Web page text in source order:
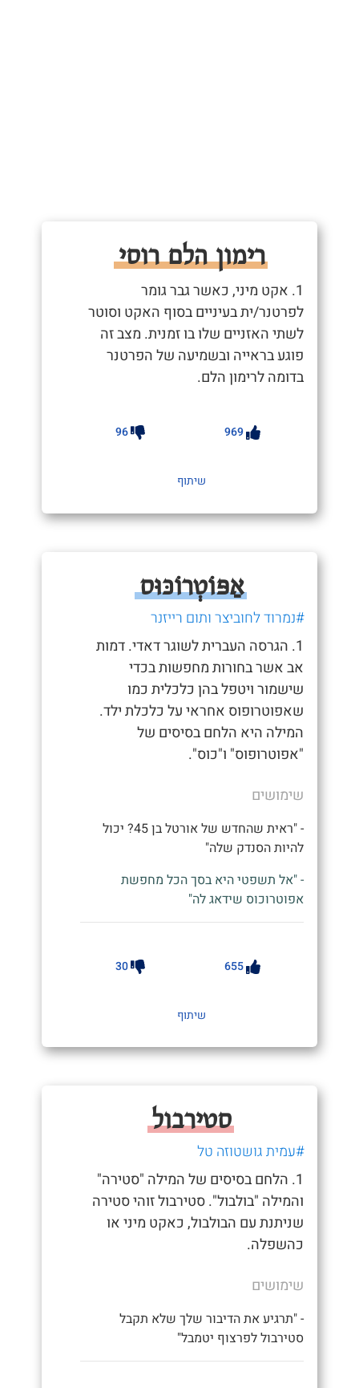
רימון הלם רוסי
1. אקט מיני, כאשר גבר גומר
לפרטנר/ית בעיניים בסוף האקט וסוטר
לשתי האזניים שלו בו זמנית. מצב זה
פוגע בראייה ובשמיעה של הפרטנר
בדומה לרימון הלם.
969
96
שיתוף
אַפּוֹטְרוֹכּוּס
#נמרוד לחוביצר ותום רייזנר
1. הגרסה העברית לשוגר דאדי. דמות
אב אשר בחורות מחפשות בכדי
שישמור ויטפל בהן כלכלית כמו
שאפוטרופוס אחראי על כלכלת ילד.
המילה היא הלחם בסיסים של
"אפוטרופוס" ו"כוס".
שימושים
- "ראית שהחדש של אורטל בן 45? יכול
להיות הסנדק שלה"
- "אל תשפטי היא בסך הכל מחפשת
אפוטרוכוס שידאג לה"
655
30
שיתוף
סטירבול
#עמית גושטוזה טל
1. הלחם בסיסים של המילה "סטירה"
והמילה "בולבול". סטירבול זוהי סטירה
שניתנת עם הבולבול, כאקט מיני או
כהשפלה.
שימושים
- "תרגיע את הדיבור שלך שלא תקבל
סטירבול לפרצוף יטמבל"